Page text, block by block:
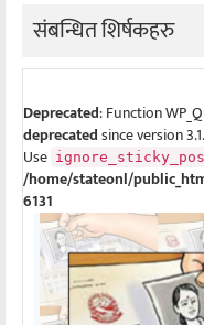
संबन्धित शिर्षकहरु
Deprecated: Function
deprecatedsince version
Use
/home/stateonl/
6131